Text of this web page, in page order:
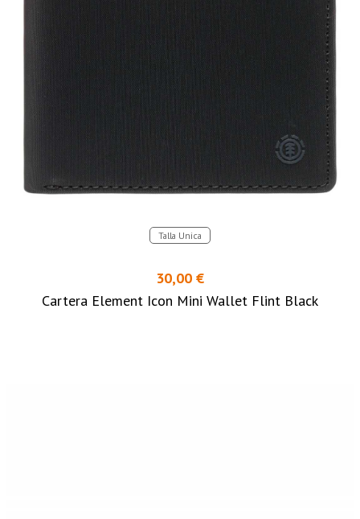
Talla Unica
30,00 €
Cartera Element Icon Mini Wallet Flint Black